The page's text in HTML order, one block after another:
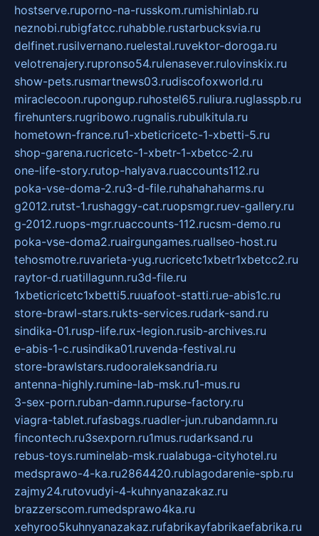
hostserve.ruporno-na-russkom.rumishinlab.ru
neznobi.rubigfatcc.ruhabble.rustarbucksvia.ru
delfinet.rusilvernano.ruelestal.ruvektor-doroga.ru
velotrenajery.rupronso54.rulenasever.rulovinskix.ru
show-pets.rusmartnews03.rudiscofoxworld.ru
miraclecoon.rupongup.ruhostel65.ruliura.ruglasspb.ru
firehunters.rugribowo.rugnalis.rubulkitula.ru
hometown-france.ru1-xbeticricetc-1-xbetti-5.ru
shop-garena.rucricetc-1-xbetr-1-xbetcc-2.ru
one-life-story.rutop-halyava.ruaccounts112.ru
poka-vse-doma-2.ru3-d-file.ruhahahaharms.ru
g2012.rutst-1.rushaggy-cat.ruopsmgr.ruev-gallery.ru
g-2012.ruops-mgr.ruaccounts-112.rucsm-demo.ru
poka-vse-doma2.ruairgungames.ruallseo-host.ru
tehosmotre.ruvarieta-yug.rucricetc1xbetr1xbetcc2.ru
raytor-d.ruatillagunn.ru3d-file.ru
1xbeticricetc1xbetti5.ruuafoot-statti.rue-abis1c.ru
store-brawl-stars.rukts-services.rudark-sand.ru
sindika-01.rusp-life.rux-legion.rusib-archives.ru
e-abis-1-c.rusindika01.ruvenda-festival.ru
store-brawlstars.rudooraleksandria.ru
antenna-highly.rumine-lab-msk.ru1-mus.ru
3-sex-porn.ruban-damn.rupurse-factory.ru
viagra-tablet.rufasbags.ruadler-jun.rubandamn.ru
fincontech.ru3sexporn.ru1mus.rudarksand.ru
rebus-toys.ruminelab-msk.rualabuga-cityhotel.ru
medsprawo-4-ka.ru2864420.rublagodarenie-spb.ru
zajmy24.rutovudyi-4-kuhnyanazakaz.ru
brazzerscom.rumedsprawo4ka.ru
xehyroo5kuhnyanazakaz.rufabrikayfabrikaefabrika.ru